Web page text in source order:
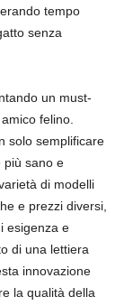
tempo
senza
un must-
felino.
solo semplificare
più sano e
di modelli
e prezzi diversi,
esigenza e
di una lettiera
innovazione
la qualità della